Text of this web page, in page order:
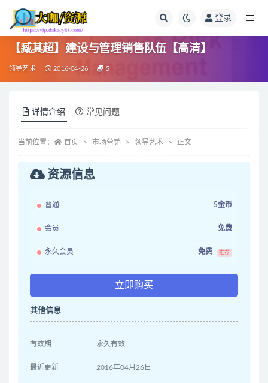
登录
【臧其超】建设与管理销售队伍【高清】
领导艺术 2016-04-26 5
详情介绍 常见问题
当前位置： 首页 市场营销 领导艺术 正文
资源信息
普通 5金币
会员 免费
永久会员 免费 推荐
立即购买
其他信息
有效期 永久有效
最近更新 2016年04月26日
全部